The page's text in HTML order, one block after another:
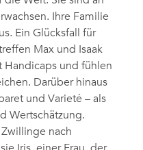
Ihre Familie
Ein Glücksfall für
Max und Isaak
Handicaps und fühlen
Darüber hinaus
und Varieté – als
Wertschätzung.
nach